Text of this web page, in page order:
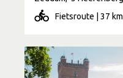
Fietsroute | 37 km